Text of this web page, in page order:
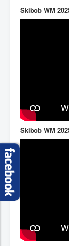
Skibob WM
Skibob WM